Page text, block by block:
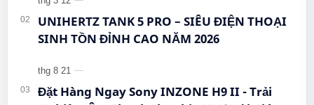
UNIHERTZ TANK 5 PRO – SIÊU ĐIỆN THOẠI
SINH TỒN ĐỈNH CAO NĂM 2026
Đặt Hàng Ngay Sony INZONE H9 II - Trải